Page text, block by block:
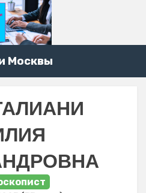
Москвы